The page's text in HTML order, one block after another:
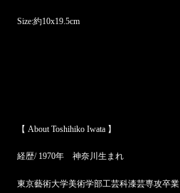
Size:約10x19.5cm
【 About Toshihiko Iwata 】
経歴/ 1970年 神奈川生まれ
東京藝術大学美術学部工芸科漆芸専攻卒業